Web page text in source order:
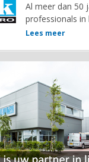
Al meer dan 50
professionals in
Lees meer